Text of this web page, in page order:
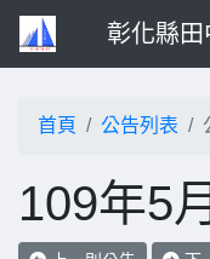
彰化縣
首頁 公告列表
109年5